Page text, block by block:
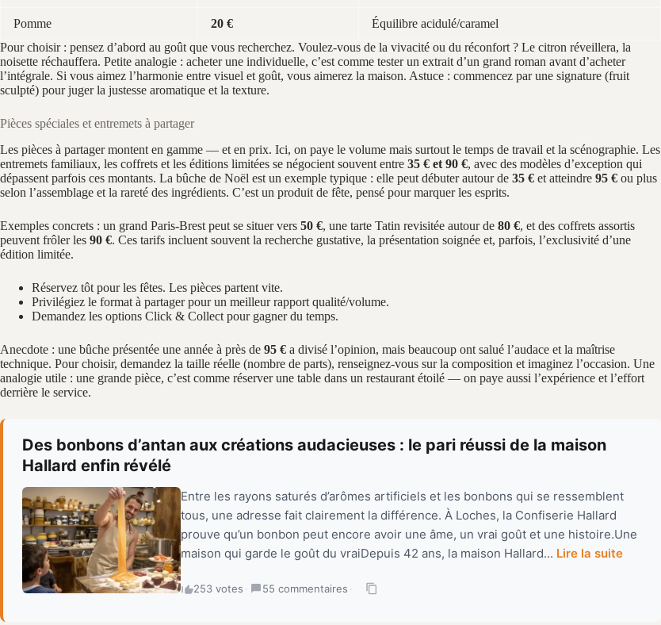
Pomme 20 €
Équilibre acidulé/caramel
Pour choisir : pensez d’abord au goût que vous recherchez. Voulez‑vous de la vivacité ou du réconfort ? Le citron réveillera, la
noisette réchauffera. Petite analogie : acheter une individuelle, c’est comme tester un extrait d’un grand roman avant d’acheter
l’intégrale. Si vous aimez l’harmonie entre visuel et goût, vous aimerez la maison. Astuce : commencez par une signature (fruit
sculpté) pour juger la justesse aromatique et la texture.
Pièces spéciales et entremets à partager
Les pièces à partager montent en gamme — et en prix. Ici, on paye le volume mais surtout le temps de travail et la scénographie. Les
entremets familiaux, les coffrets et les éditions limitées se négocient souvent entre 35 € et 90 €, avec des modèles d’exception qui
dépassent parfois ces montants. La bûche de Noël est un exemple typique : elle peut débuter autour de 35 € et atteindre 95 € ou plus
selon l’assemblage et la rareté des ingrédients. C’est un produit de fête, pensé pour marquer les esprits.
Exemples concrets : un grand Paris‑Brest peut se situer vers 50 €, une tarte Tatin revisitée autour de 80 €, et des coffrets assortis
peuvent frôler les 90 €. Ces tarifs incluent souvent la recherche gustative, la présentation soignée et, parfois, l’exclusivité d’une
édition limitée.
Réservez tôt pour les fêtes. Les pièces partent vite.
Privilégiez le format à partager pour un meilleur rapport qualité/volume.
Demandez les options Click & Collect pour gagner du temps.
Anecdote : une bûche présentée une année à près de 95 € a divisé l’opinion, mais beaucoup ont salué l’audace et la maîtrise
technique. Pour choisir, demandez la taille réelle (nombre de parts), renseignez‑vous sur la composition et imaginez l’occasion. Une
analogie utile : une grande pièce, c’est comme réserver une table dans un restaurant étoilé — on paye aussi l’expérience et l’effort
derrière le service.
Des bonbons d’antan aux créations audacieuses : le pari réussi de la maison
Hallard enfin révélé
Entre les rayons saturés d’arômes artificiels et les bonbons qui se ressemblent
tous, une adresse fait clairement la différence. À Loches, la Confiserie Hallard
prouve qu’un bonbon peut encore avoir une âme, un vrai goût et une histoire.Une
maison qui garde le goût du vraiDepuis 42 ans, la maison Hallard... Lire la suite
253 votes · 55 commentaires ·